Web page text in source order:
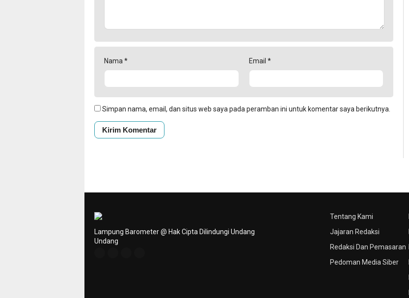
Nama * Email *
Simpan nama, email, dan situs web saya pada peramban ini untuk komentar saya berikutnya.
Tentang Kami
Jajaran Redaksi
Redaksi Dan Pemasaran
Pedoman Media Siber
Lampung Barometer @ Hak Cipta Dilindungi Undang
Undang